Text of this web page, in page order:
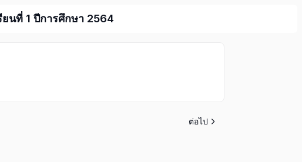
นที่ 1 ปีการศึกษา 2564
ต่อไป